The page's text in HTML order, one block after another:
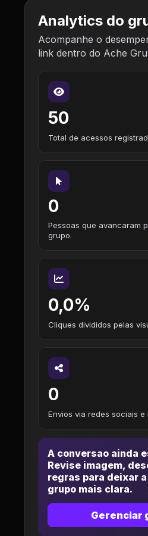
Analytics do
Acompanhe o
link dentro do Ache
50
Total de acessos
0
Pessoas que avancaram
grupo.
0,0%
Cliques divididos pelas
0
Envios via redes sociais e
A conversao ainda
Revise imagem,
regras para deixar
grupo mais clara.
Gerenciar